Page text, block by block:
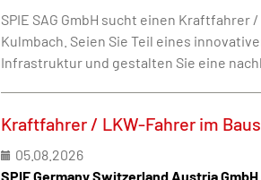
SPIE SAG GmbH sucht einen
Kulmbach. Seien Sie Teil eines
Infrastruktur und gestalten Sie eine
Kraftfahrer / LKW-Fahrer im
05.08.2026
SPIE Germany Switzerland Austria GmbH